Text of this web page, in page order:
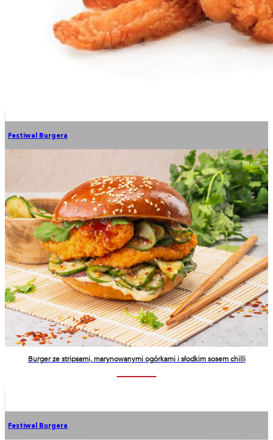
Festiwal Burgera
Burger ze stripsami, marynowanymi ogórkami i słodkim sosem chilli
Festiwal Burgera